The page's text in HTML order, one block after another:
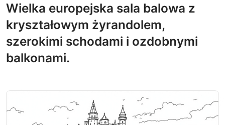
Wielka europejska sala balowa z
kryształowym żyrandolem,
szerokimi schodami i ozdobnymi
balkonami.